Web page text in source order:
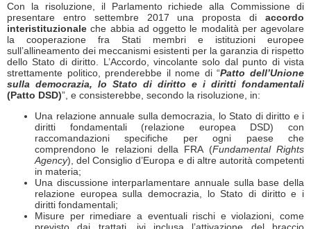
Con la risoluzione, il Parlamento richiede alla Commissione di
presentare entro settembre 2017 una proposta di accordo
interistituzionale che abbia ad oggetto le modalità per agevolare
la cooperazione fra Stati membri e istituzioni europee
sull’allineamento dei meccanismi esistenti per la garanzia di rispetto
dello Stato di diritto. L’Accordo, vincolante solo dal punto di vista
strettamente politico, prenderebbe il nome di “Patto dell’Unione
sulla democrazia, lo Stato di diritto e i diritti fondamentali
(Patto DSD)”, e consisterebbe, secondo la risoluzione, in:
Una relazione annuale sulla democrazia, lo Stato di diritto e i
diritti fondamentali (relazione europea DSD) con
raccomandazioni specifiche per ogni paese che
comprendono le relazioni della FRA (Fundamental Rights
Agency), del Consiglio d’Europa e di altre autorità competenti
in materia;
Una discussione interparlamentare annuale sulla base della
relazione europea sulla democrazia, lo Stato di diritto e i
diritti fondamentali;
Misure per rimediare a eventuali rischi e violazioni, come